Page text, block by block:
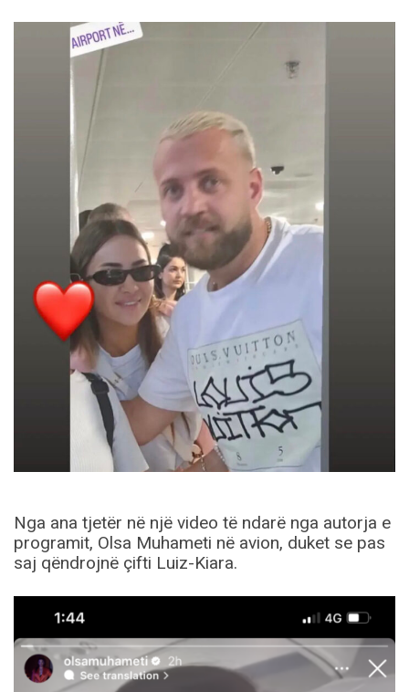
Nga ana tjetër në një video të ndarë nga autorja e
programit, Olsa Muhameti në avion, duket se pas
saj qëndrojnë çifti Luiz-Kiara.